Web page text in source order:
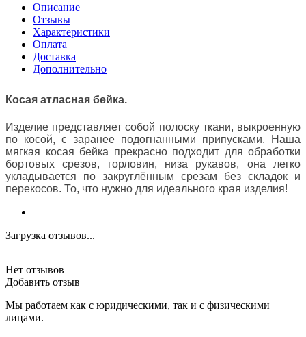
Описание
Отзывы
Характеристики
Оплата
Доставка
Дополнительно
Косая атласная бейка.
Изделие представляет собой полоску ткани, выкроенную
по косой, с заранее подогнанными припусками. Наша
мягкая косая бейка прекрасно подходит для обработки
бортовых срезов, горловин, низа рукавов, она легко
укладывается по закруглённым срезам без складок и
перекосов. То, что нужно для идеального края изделия!
Загрузка отзывов...
Нет отзывов
Добавить отзыв
Мы работаем как с юридическими, так и с физическими
лицами.